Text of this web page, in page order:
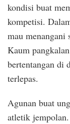
kondisi buat
kompetisi.
mau menangani
Kaum
bertentangan di
terlepas.
Agunan buat
atletik